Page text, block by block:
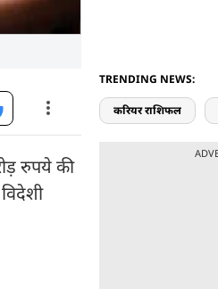
रुपये की
TRENDING NEWS:
करियर राशिफल